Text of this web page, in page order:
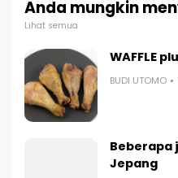
Anda mungkin
Lihat semua
WAFFLE
BUDI UTOMO
Beberapa
Jepang